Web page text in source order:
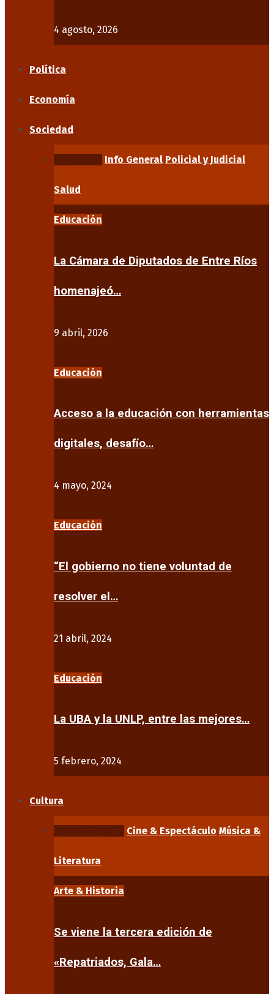
4 agosto, 2026
Política
Economía
Sociedad
Info General Policial y Judicial
Salud
Educación
La Cámara de Diputados de Entre Ríos
homenajeó…
9 abril, 2026
Educación
Acceso a la educación con herramientas
digitales, desafío…
4 mayo, 2024
Educación
“El gobierno no tiene voluntad de
resolver el…
21 abril, 2024
Educación
La UBA y la UNLP, entre las mejores…
5 febrero, 2024
Cultura
Cine & Espectáculo Música &
Literatura
Arte & Historia
Se viene la tercera edición de
«Repatriados, Gala…